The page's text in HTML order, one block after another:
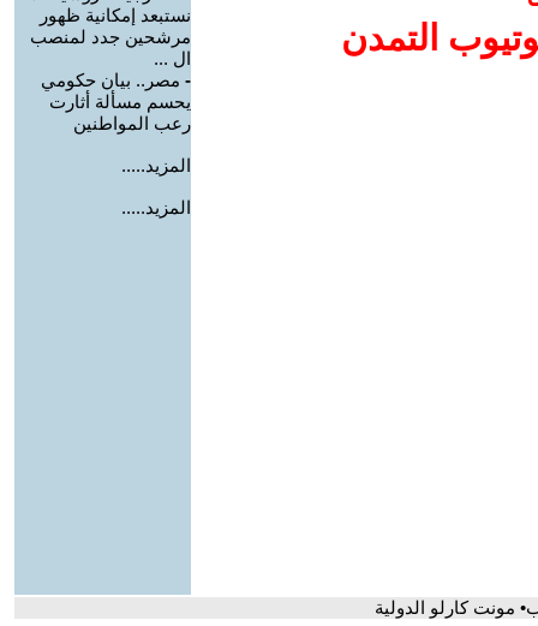
التمدن
نستبعد إمكانية ظهور
مرشحين جدد لمنصب
ال ...
- مصر.. بيان حكومي
يحسم مسألة أثارت
رعب المواطنين
المزيد.....
المزيد.....
مونت كارلو الدولية